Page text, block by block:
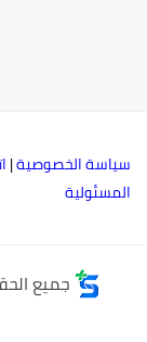
الخصوصية|
جميع